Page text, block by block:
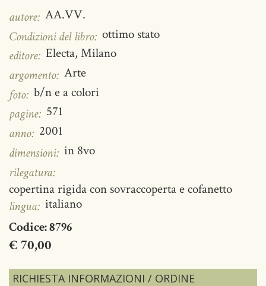
autore: AA.VV.
Condizioni del libro: ottimo stato
editore: Electa, Milano
argomento: Arte
foto: b/n e a colori
pagine: 571
anno: 2001
dimensioni: in 8vo
rilegatura:
copertina rigida con sovraccoperta e cofanetto
lingua: italiano
Codice:8796
€ 70,00
RICHIESTA INFORMAZIONI / ORDINE